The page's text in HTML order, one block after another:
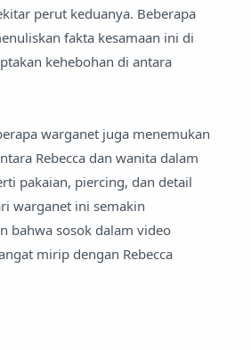
perut keduanya. Beberapa
fakta kesamaan ini di
kehebohan di antara
warganet juga menemukan
Rebecca dan wanita dalam
pakaian, piercing, dan detail
warganet ini semakin
bahwa sosok dalam video
mirip dengan Rebecca